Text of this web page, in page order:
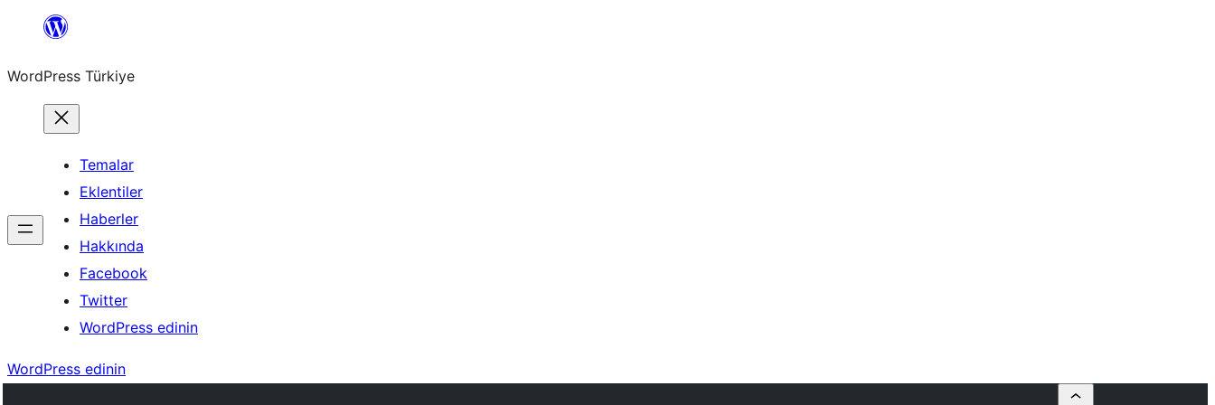
İçeriğe
WordPress Türkiye
Temalar
Eklentiler
Haberler
Hakkında
Facebook
Twitter
WordPress edinin
WordPress edinin